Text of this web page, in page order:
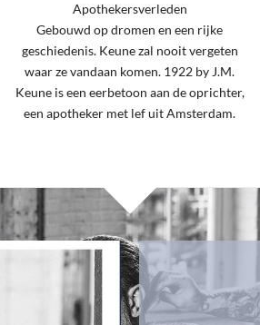
Apothekersverleden
Gebouwd op dromen en een rijke
geschiedenis. Keune zal nooit vergeten
waar ze vandaan komen. 1922 by J.M.
Keune is een eerbetoon aan de oprichter,
een apotheker met lef uit Amsterdam.